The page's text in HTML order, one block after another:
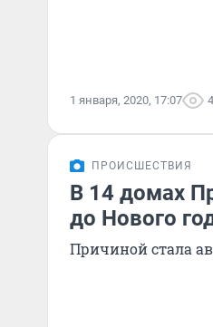
1 января, 2020, 17:07
ПРОИСШЕСТВИЯ
В 14 домах
до Нового
Причиной стала